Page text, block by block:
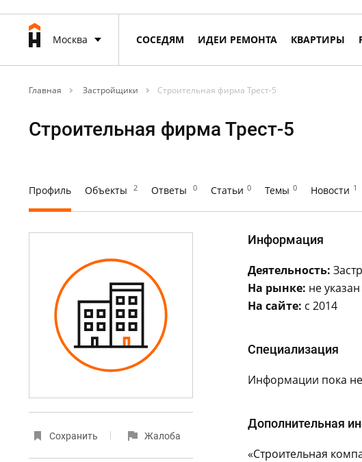
Москва СОСЕДЯМ ИДЕИ РЕМОНТА КВАРТИРЫ
Главная Застройщики Строительная фирма Трест-5
Строительная фирма Трест-5
Профиль Объекты 2 Ответы 0 Статьи 0 Темы 0 Новости 1
Сохранить Жалоба
Информация
Деятельность:
На рынке: не указан
На сайте: с 2014
Специализация
Информации пока
Дополнительная
«Строительная